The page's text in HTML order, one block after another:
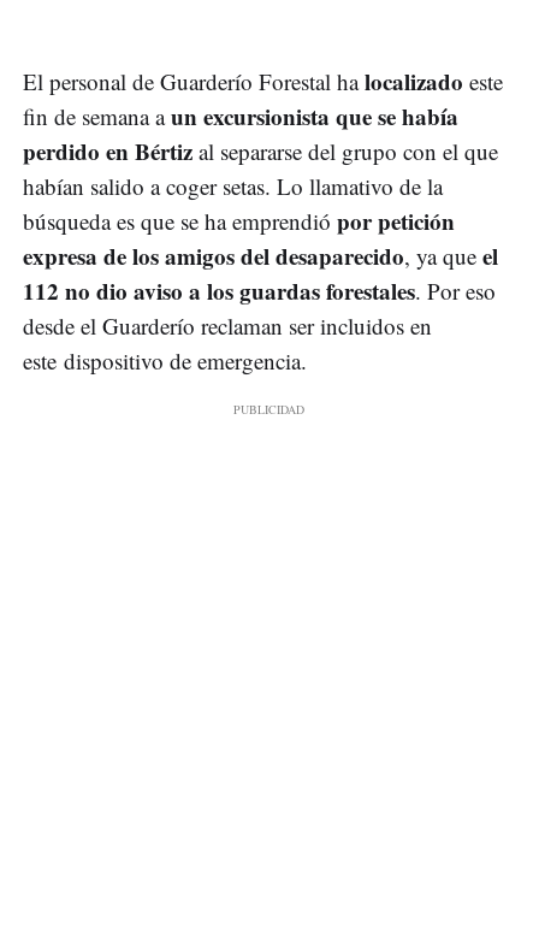
El personal de Guarderío Forestal halocalizado este
fin de semana aun excursionista que se había
perdido en Bértiz al separarse del grupo con el que
habían salido a coger setas. Lo llamativo de la
búsqueda es que se ha emprendió por petición
expresa de los amigos del desaparecido, ya que el
112 no dio aviso a los guardas forestales. Por eso
desde el Guarderío reclaman ser incluidos en
este dispositivo de emergencia.